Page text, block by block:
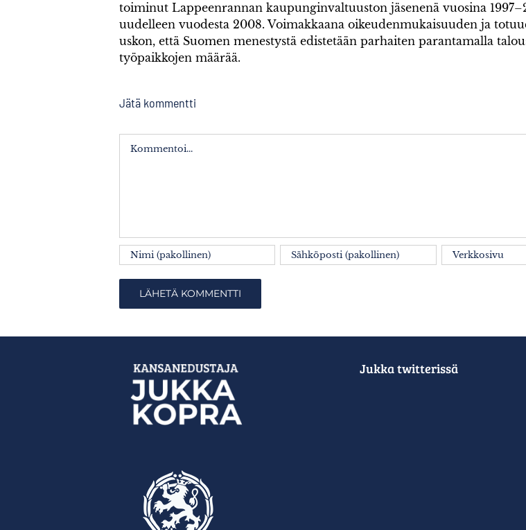
toiminut Lappeenrannan kaupunginvaltuuston jäsenenä vuosina
uudelleen vuodesta 2008. Voimakkaana oikeudenmukaisuuden ja
uskon, että Suomen menestystä edistetään parhaiten parantamalla
työpaikkojen määrää.
Jätä kommentti
Kommentti
Jukka twitterissä